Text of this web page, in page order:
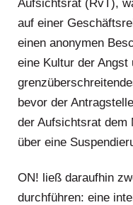
Aufsichtsrat (RvT),
auf einer
einen anonymen
eine Kultur der Angst
bevor der
der Aufsichtsrat dem
über eine
ON! ließ daraufhin
durchführen: eine